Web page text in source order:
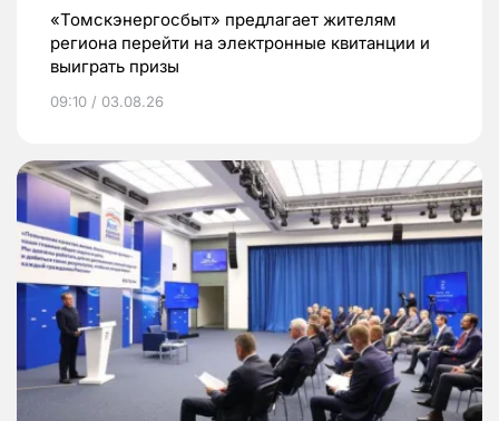
«Томскэнергосбыт» предлагает жителям
региона перейти на электронные квитанции и
выиграть призы
09:10 / 03.08.26